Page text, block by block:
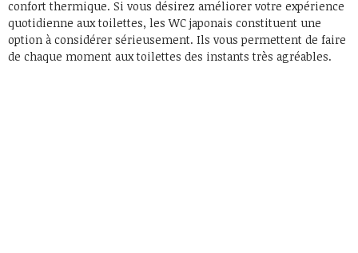
confort thermique. Si vous désirez améliorer votre expérience
quotidienne aux toilettes, les WC japonais constituent une
option à considérer sérieusement. Ils vous permettent de faire
de chaque moment aux toilettes des instants très agréables.